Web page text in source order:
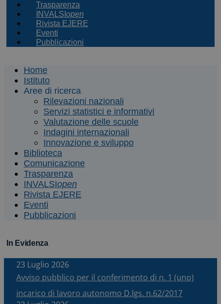
Trasparenza
INVALSI open
Rivista EJERE
Eventi
Pubblicazioni
Home
Istituto
Aree di ricerca
Rilevazioni nazionali
Servizi statistici e informativi
Valutazione delle scuole
Indagini internazionali
Innovazione e sviluppo
Biblioteca
Comunicazione
Trasparenza
INVALSIopen
Rivista EJERE
Eventi
Pubblicazioni
In Evidenza
23 Luglio 2026
Avviso pubblico per il conferimento di n. 1 (uno)
incarico di lavoro autonomo D.lgs. n.62/2017